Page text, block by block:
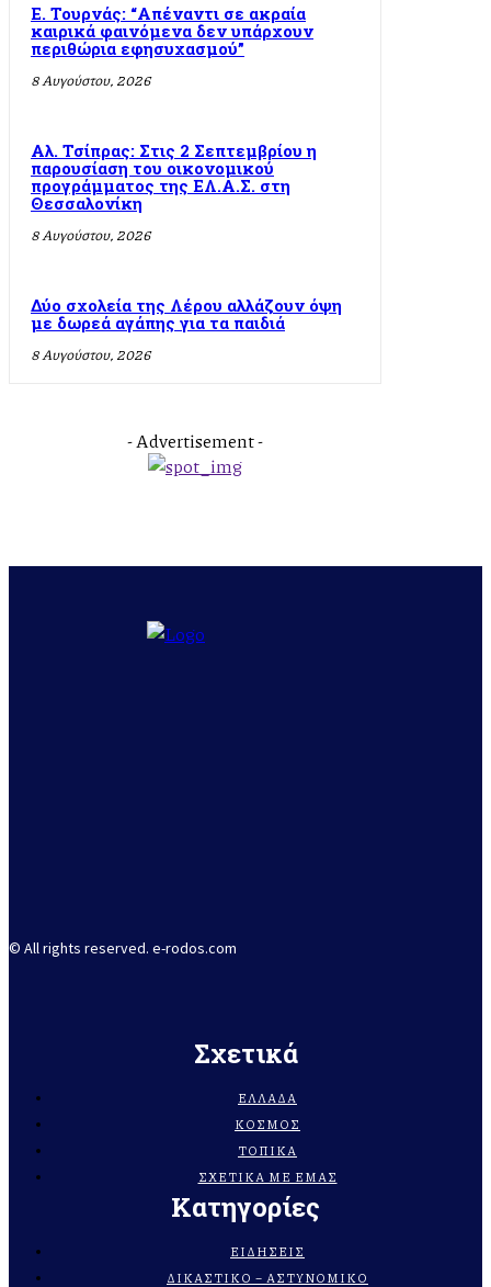
Ε. Τουρνάς: “Απέναντι σε ακραία
καιρικά φαινόμενα δεν υπάρχουν
περιθώρια εφησυχασμού”
8 Αυγούστου, 2026
Αλ. Τσίπρας: Στις 2 Σεπτεμβρίου η
παρουσίαση του οικονομικού
προγράμματος της ΕΛ.Α.Σ. στη
Θεσσαλονίκη
8 Αυγούστου, 2026
Δύο σχολεία της Λέρου αλλάζουν όψη
με δωρεά αγάπης για τα παιδιά
8 Αυγούστου, 2026
- Advertisement -
© All rights reserved. e-rodos.com
Σχετικά
ΕΛΛΆΔΑ
ΚΌΣΜΟΣ
ΤΟΠΙΚΆ
ΣΧΕΤΙΚΆ ΜΕ ΕΜΆΣ
Κατηγορίες
ΕΙΔΗΣΕΙΣ
ΔΙΚΑΣΤΙΚΟ – ΑΣΤΥΝΟΜΙΚΟ